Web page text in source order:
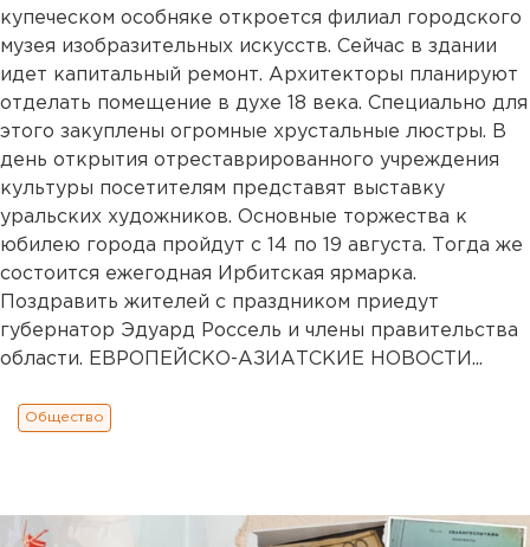
купеческом особняке откроется филиал городского
музея изобразительных искусств. Сейчас в здании
идет капитальный ремонт. Архитекторы планируют
отделать помещение в духе 18 века. Специально для
этого закуплены огромные хрустальные люстры. В
день открытия отреставрированного учреждения
культуры посетителям представят выставку
уральских художников. Основные торжества к
юбилею города пройдут с 14 по 19 августа. Тогда же
состоится ежегодная Ирбитская ярмарка.
Поздравить жителей с праздником приедут
губернатор Эдуард Россель и члены правительства
области. ЕВРОПЕЙСКО-АЗИАТСКИЕ НОВОСТИ...
Общество